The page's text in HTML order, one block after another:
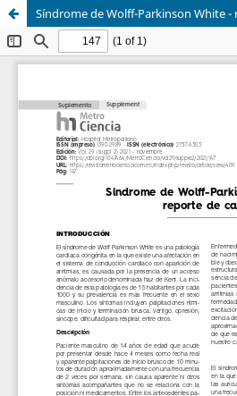
Síndrome de Wolff-Parkinson White -